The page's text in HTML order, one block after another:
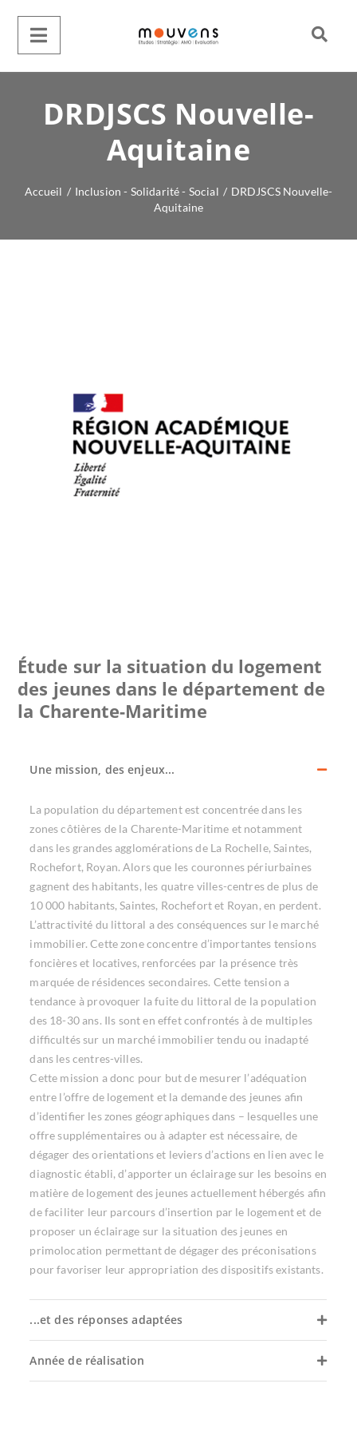
DRDJSCS Nouvelle-
Aquitaine
Accueil / Inclusion - Solidarité - Social / DRDJSCS Nouvelle-
Aquitaine
Étude sur la situation du logement
des jeunes dans le département de
la Charente-Maritime
Une mission, des enjeux...
La population du département est concentrée dans les
zones côtières de la Charente-Maritime et notamment
dans les grandes agglomérations de La Rochelle, Saintes,
Rochefort, Royan. Alors que les couronnes périurbaines
gagnent des habitants, les quatre villes-centres de plus de
10 000 habitants, Saintes, Rochefort et Royan, en perdent.
L’attractivité du littoral a des conséquences sur le marché
immobilier. Cette zone concentre d’importantes tensions
foncières et locatives, renforcées par la présence très
marquée de résidences secondaires. Cette tension a
tendance à provoquer la fuite du littoral de la population
des 18-30 ans. Ils sont en effet confrontés à de multiples
difficultés sur un marché immobilier tendu ou inadapté
dans les centres-villes.
Cette mission a donc pour but de mesurer l’adéquation
entre l’offre de logement et la demande des jeunes afin
d’identifier les zones géographiques dans – lesquelles une
offre supplémentaires ou à adapter est nécessaire, de
dégager des orientations et leviers d’actions en lien avec le
diagnostic établi, d’apporter un éclairage sur les besoins en
matière de logement des jeunes actuellement hébergés afin
de faciliter leur parcours d’insertion par le logement et de
proposer un éclairage sur la situation des jeunes en
primolocation permettant de dégager des préconisations
pour favoriser leur appropriation des dispositifs existants.
...et des réponses adaptées
Année de réalisation